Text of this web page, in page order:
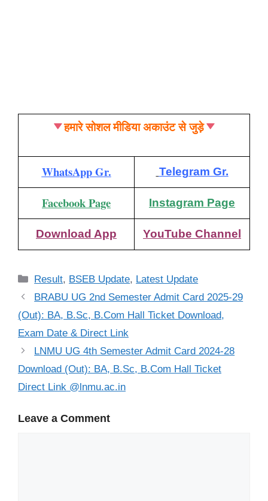
हमारे सोशल मीडिया अकाउंट से जुड़े
WhatsApp Gr. Telegram Gr.
Facebook Page Instagram Page
Download App YouTube Channel
Categories
Result, BSEB Update, Latest Update
BRABU UG 2nd Semester Admit Card 2025-29
(Out): BA, B.Sc, B.Com Hall Ticket Download,
Exam Date & Direct Link
LNMU UG 4th Semester Admit Card 2024-28
Download (Out): BA, B.Sc, B.Com Hall Ticket
Direct Link @lnmu.ac.in
Leave a Comment